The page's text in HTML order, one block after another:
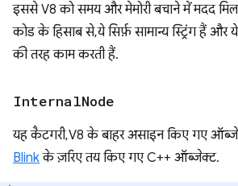
इससे V8 को समय और मेमोरी बचाने में मदद
कोड के हिसाब से, ये सिर्फ़ सामान्य स्ट्रिंग हैं और ये
की तरह काम करती हैं.
InternalNode
यह कैटगरी, V8 के बाहर असाइन किए गए
Blinkके ज़रिए तय किए गए C++ ऑब्जेक्ट.